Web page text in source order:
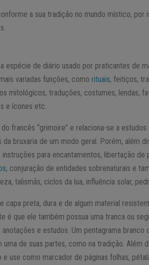
a sua tradição no mundo místico, por
espécie de diário usado por praticantes de
variadas funções, comorituais, feitiços,
mitológicos, traduções, costumes, lendas,
e ícones etc.
francês “grimoire” e relaciona-se a
bruxaria de um modo geral. Porém, além
para encantamentos, libertação de
, conjuração de entidades sobrenaturais e
talismãs, ciclos da lua, influência solar,
capa preta, dura e de algum material
é que ele também possua uma tranca ou
e estudos. Um pentagrama branco
de suas partes, como na tradição. Além
use como marcador de páginas folhas,